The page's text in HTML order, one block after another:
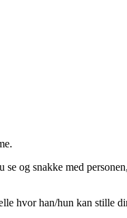
og snakke med
hvor han/hun kan stille